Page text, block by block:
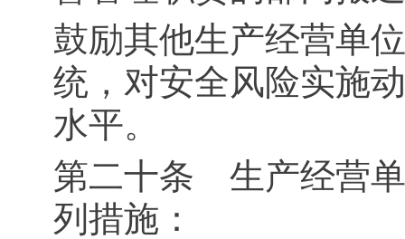
鼓励其他生产经营单
统，对安全风险实施
水平。
第二十条 生产经营
列措施：